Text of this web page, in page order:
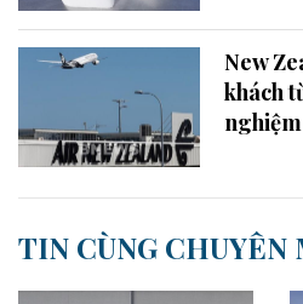
New
khách
TIN CÙNG CHUYÊN